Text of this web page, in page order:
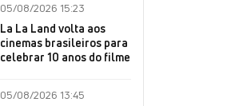
05/08/2026 15:23
La La Land volta aos
cinemas brasileiros para
celebrar 10 anos do filme
05/08/2026 13:45